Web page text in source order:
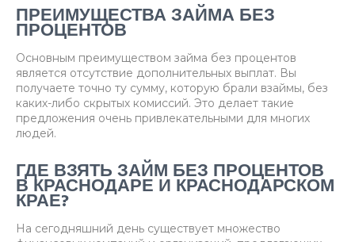
ПРЕИМУЩЕСТВА ЗАЙМА БЕЗ
ПРОЦЕНТОВ
Основным преимуществом займа без процентов
является отсутствие дополнительных выплат. Вы
получаете точно ту сумму, которую брали взаймы, без
каких-либо скрытых комиссий. Это делает такие
предложения очень привлекательными для многих
людей.
ГДЕ ВЗЯТЬ ЗАЙМ БЕЗ ПРОЦЕНТОВ
В КРАСНОДАРЕ И КРАСНОДАРСКОМ
КРАЕ?
На сегодняшний день существует множество